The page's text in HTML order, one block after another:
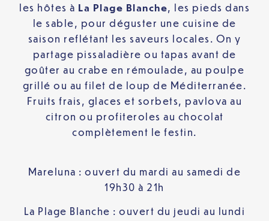
les hôtes à La Plage Blanche, les pieds dans
le sable, pour déguster une cuisine de
saison reflétant les saveurs locales. On y
partage pissaladière ou tapas avant de
goûter au crabe en rémoulade, au poulpe
grillé ou au filet de loup de Méditerranée.
Fruits frais, glaces et sorbets, pavlova au
citron ou profiteroles au chocolat
complètement le festin.
Mareluna : ouvert du mardi au samedi de
19h30 à 21h
La Plage Blanche : ouvert du jeudi au lundi